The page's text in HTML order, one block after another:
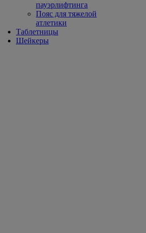
пауэрлифтинга
Пояс для тяжелой
атлетики
Таблетницы
Шейкеры